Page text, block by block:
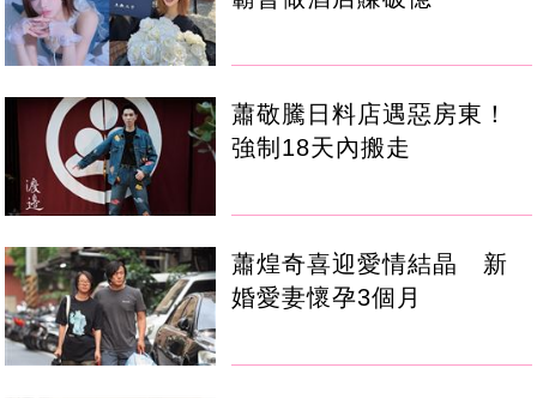
蕭敬騰日料店遇惡房東！
強制18天內搬走
蕭煌奇喜迎愛情結晶 新
婚愛妻懷孕3個月